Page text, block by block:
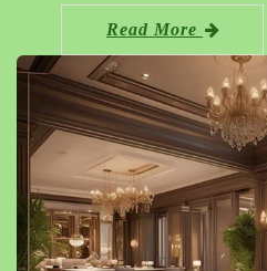
Read More